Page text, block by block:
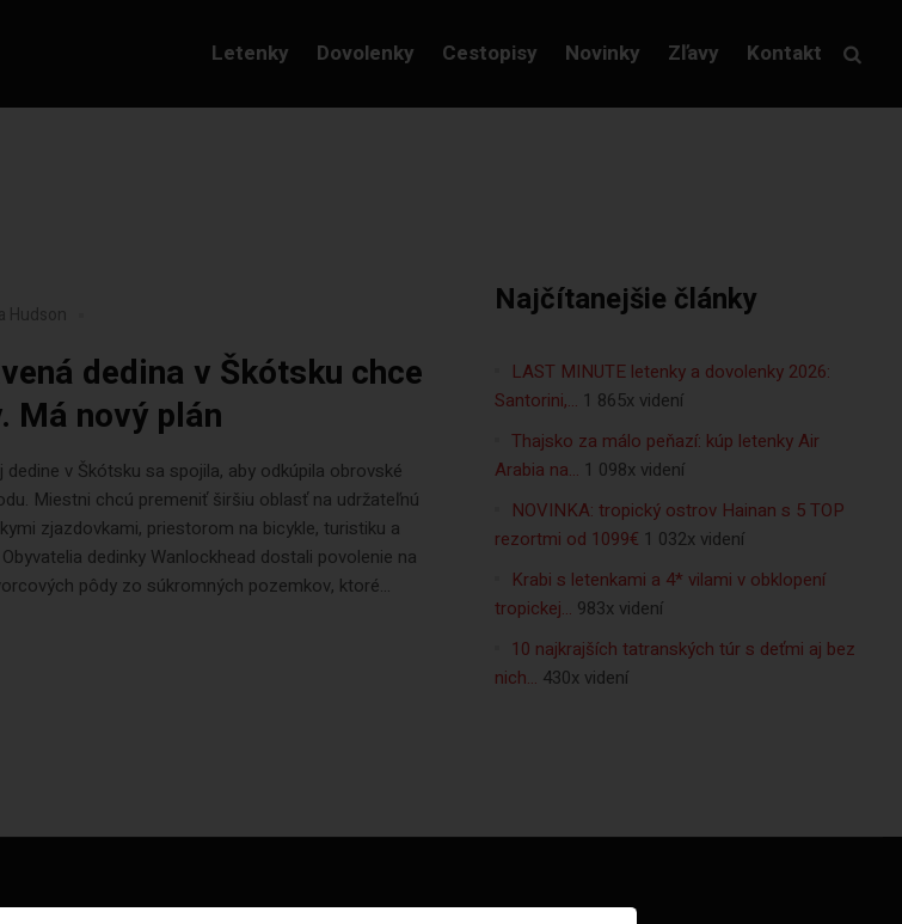
Letenky Dovolenky Cestopisy Novinky Zľavy Kontakt
Hudson
dedina v Škótsku chce
nový plán
v Škótsku sa spojila, aby odkúpila obrovské
Miestni chcú premeniť širšiu oblasť na udržateľnú
zjazdovkami, priestorom na bicykle, turistiku a
dedinky Wanlockhead dostali povolenie na
pôdy zo súkromných pozemkov, ktoré...
Najčítanejšie články
LAST MINUTE letenky a dovolenky 2026:
Santorini,… 1 865x videní
Thajsko za málo peňazí: kúp letenky Air
Arabia na… 1 098x videní
NOVINKA: tropický ostrov Hainan s 5 TOP
rezortmi od 1099€ 1 032x videní
Krabi s letenkami a 4* vilami v obklopení
tropickej… 983x videní
10 najkrajších tatranských túr s deťmi aj bez
nich… 430x videní